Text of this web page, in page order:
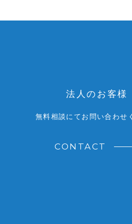
法人のお客様
無料相談にてお問い合わせ
CONTACT